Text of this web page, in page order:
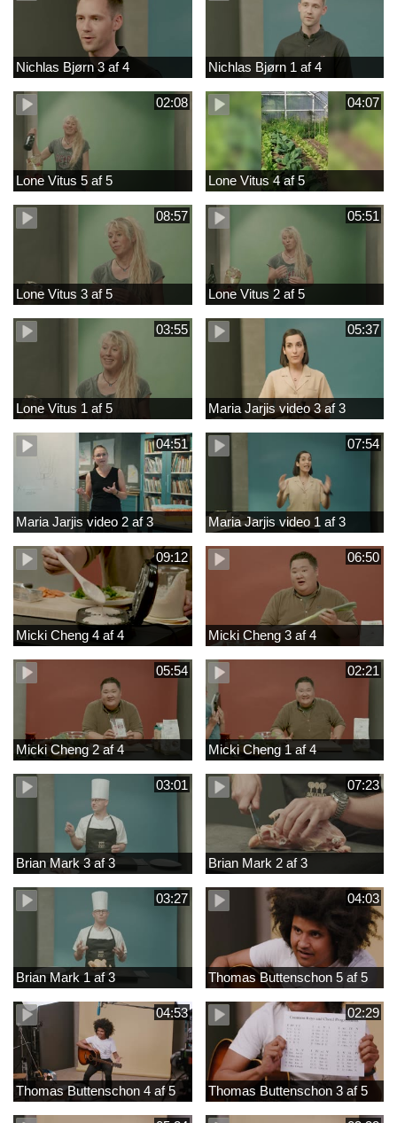
Nichlas Bjørn 3 af 4 Nichlas Bjørn 1 af 4
02:08
Lone Vitus 5 af 5
04:07
Lone Vitus 4 af 5
08:57
Lone Vitus 3 af 5
05:51
Lone Vitus 2 af 5
03:55
Lone Vitus 1 af 5
05:37
Maria Jarjis video 3 af 3
04:51
Maria Jarjis video 2 af 3
07:54
Maria Jarjis video 1 af 3
09:12
Micki Cheng 4 af 4
06:50
Micki Cheng 3 af 4
05:54
Micki Cheng 2 af 4
02:21
Micki Cheng 1 af 4
03:01
Brian Mark 3 af 3
07:23
Brian Mark 2 af 3
03:27
Brian Mark 1 af 3
04:03
Thomas Buttenschon 5 af 5
04:53
Thomas Buttenschon 4 af 5
02:29
Thomas Buttenschon 3 af 5